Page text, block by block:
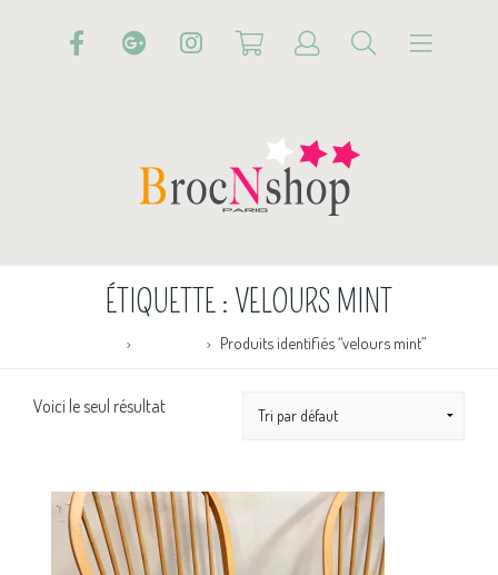
ÉTIQUETTE : VELOURS MINT
Produits identifiés “velours mint”
Voici le seul résultat